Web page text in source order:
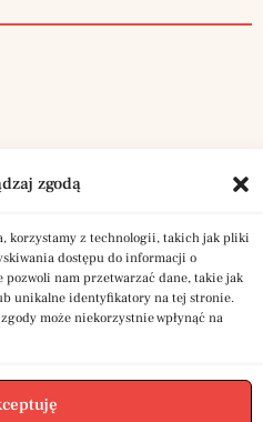
zgodą
korzystamy z technologii, takich jak pliki
dostępu do informacji o
nam przetwarzać dane, takie jak
unikalne identyfikatory na tej stronie.
może niekorzystnie wpłynąć na